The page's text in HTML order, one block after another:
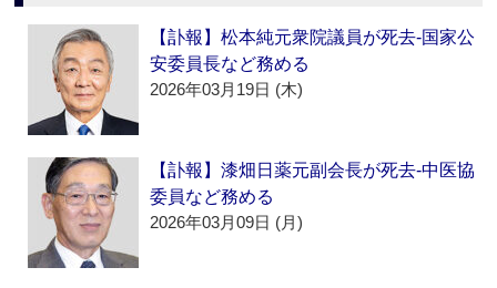
【訃報】松本純元衆院議員が死去‐国家公
安委員長など務める
2026年03月19日 (木)
【訃報】漆畑日薬元副会長が死去‐中医協
委員など務める
2026年03月09日 (月)